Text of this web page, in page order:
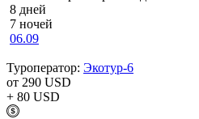
8 дней
7 ночей
06.09
Туроператор: Экотур-6
от 290 USD
+ 80 USD